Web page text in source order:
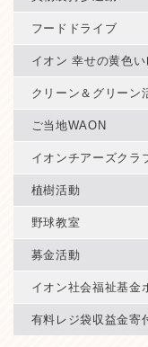
フードドライブ
イオン 幸せの黄色い
クリーン＆グリーン
ご当地WAON
イオンチアーズクラ
植樹活動
野球教室
募金活動
イオン社会福祉基金
有料レジ袋収益金寄